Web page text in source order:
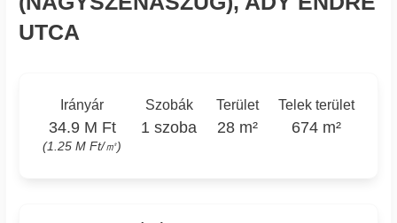
UTCA
Irányár
34.9 M Ft
(1.25 M Ft/㎡)
Szobák
1 szoba
Terület
28 m²
Telek terület
674 m²